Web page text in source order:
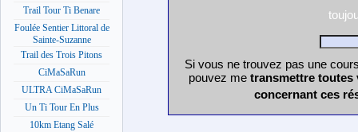
Trail Tour Ti Benare
Foulée Sentier Littoral de
Sainte-Suzanne
Trail des Trois Pitons
CiMaSaRun
ULTRA CiMaSaRun
Un Ti Tour En Plus
10km Etang Salé
Si vous ne trouvez pas une
pouvez me transmettre toutes
concernant ces